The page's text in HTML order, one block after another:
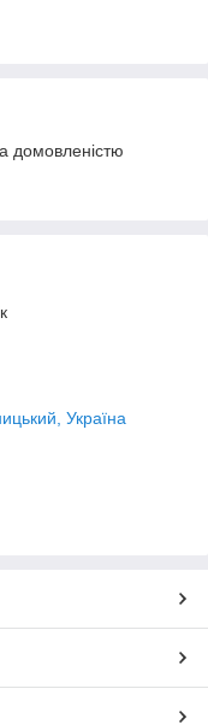
домовленістю
Україна